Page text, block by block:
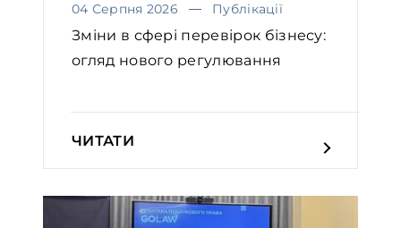
04 Серпня 2026 Публікації
Зміни в сфері перевірок бізнесу:
огляд нового регулювання
ЧИТАТИ